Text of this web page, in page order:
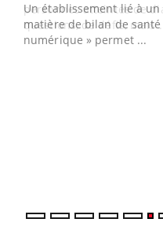
Un établissement lié à
matière de bilan de
numérique » permet ...